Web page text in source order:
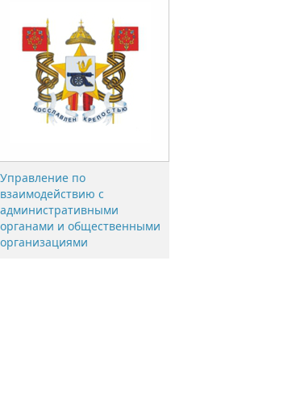
Управление по
взаимодействию с
административными
органами и общественными
организациями